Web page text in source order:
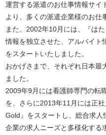
運営する派遣のお仕事情報サイ
より、多くの派遣企業様のお仕
また、2002年10月には、『は
情報を独立させた、アルバイト
をスタートいたしました。
おかげさまで、それぞれ日本最
ました。
2009年9月には看護師専門の転
を、さらに2013年11月には正
Gold』をスタートし、総合求人
企業の求人ニーズと多様化する